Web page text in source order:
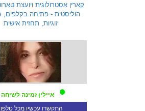
קארין אסטרולוגית ויועצת
הוליסטית - פתיחה בקלפים,
זוגיות, תחזית אישית
איילין זמינה לשיחה
התקשרו עכשיו מכל טלפון